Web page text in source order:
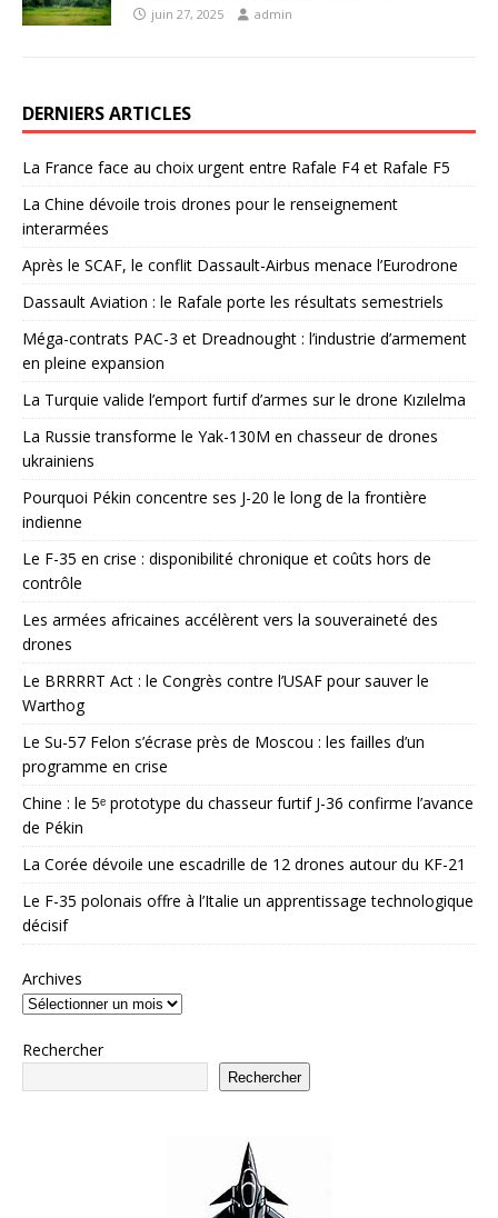
juin 27, 2025 admin
DERNIERS ARTICLES
La France face au choix urgent entre Rafale F4 et Rafale F5
La Chine dévoile trois drones pour le renseignement
interarmées
Après le SCAF, le conflit Dassault-Airbus menace l’Eurodrone
Dassault Aviation : le Rafale porte les résultats semestriels
Méga-contrats PAC-3 et Dreadnought : l’industrie d’armement
en pleine expansion
La Turquie valide l’emport furtif d’armes sur le drone Kızılelma
La Russie transforme le Yak-130M en chasseur de drones
ukrainiens
Pourquoi Pékin concentre ses J-20 le long de la frontière
indienne
Le F-35 en crise : disponibilité chronique et coûts hors de
contrôle
Les armées africaines accélèrent vers la souveraineté des
drones
Le BRRRRT Act : le Congrès contre l’USAF pour sauver le
Warthog
Le Su-57 Felon s’écrase près de Moscou : les failles d’un
programme en crise
Chine : le 5ᵉ prototype du chasseur furtif J-36 confirme l’avance
de Pékin
La Corée dévoile une escadrille de 12 drones autour du KF-21
Le F-35 polonais offre à l’Italie un apprentissage technologique
décisif
Archives
Rechercher
Rechercher